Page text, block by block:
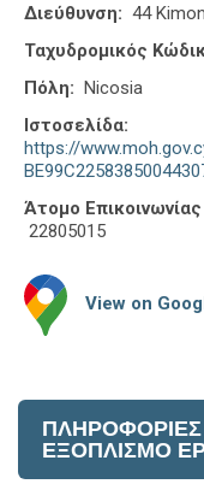
Διεύθυνση: 44
Ταχυδρομικός
Πόλη: Nicosia
Ιστοσελίδα:
https://
Άτομο
22805015
View on
ΠΛΗΡΟΦΟΡΙΕΣ
ΕΞΟΠΛΙΣΜΟ